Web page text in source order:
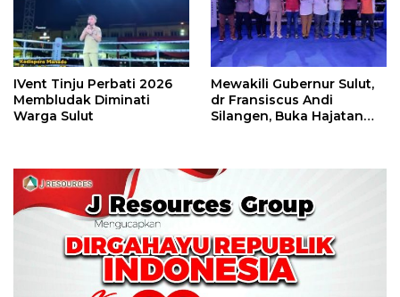
IVent Tinju Perbati 2026
Membludak Diminati
Warga Sulut
Mewakili Gubernur Sulut,
dr Fransiscus Andi
Silangen, Buka Hajatan